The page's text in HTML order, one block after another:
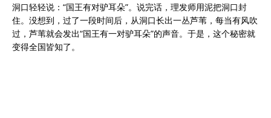
洞口轻轻说：“国王有对驴耳朵”。说完话，理发师用泥把洞口封
住。没想到，过了一段时间后，从洞口长出一丛芦苇，每当有风吹
过，芦苇就会发出“国王有一对驴耳朵”的声音。于是，这个秘密就
变得全国皆知了。